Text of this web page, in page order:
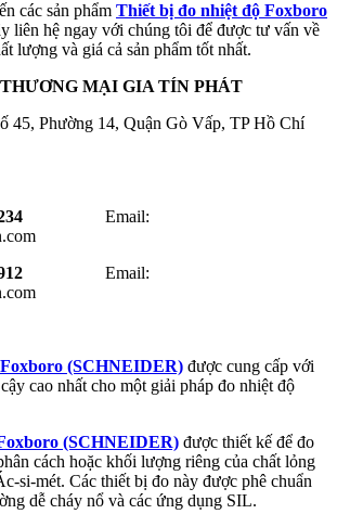
các sản phẩm Thiết bị đo nhiệt độ Foxboro
liên hệ ngay với chúng tôi để được tư vấn về
lượng và giá cả sản phẩm tốt nhất.
MẠI GIA TÍN PHÁT
45, Phường 14, Quận Gò Vấp, TP Hồ Chí
Email:
Email:
(SCHNEIDER) được cung cấp với
cao nhất cho một giải pháp đo nhiệt độ
(SCHNEIDER) được thiết kế để đo
cách hoặc khối lượng riêng của chất lỏng
si-mét. Các thiết bị đo này được phê chuẩn
dễ cháy nổ và các ứng dụng SIL.